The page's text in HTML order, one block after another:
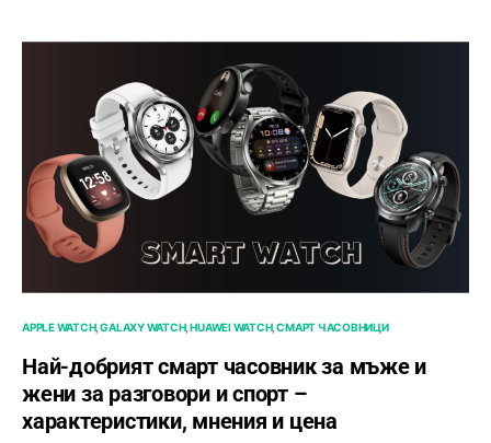
APPLE WATCH GALAXY WATCH HUAWEI WATCH СМАРТ ЧАСОВНИЦИ
Най-добрият смарт часовник за мъже и
жени за разговори и спорт –
характеристики, мнения и цена